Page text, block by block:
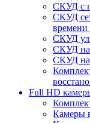
СКУД с
СКУД
времени
СКУД
СКУД на
СКУД на
Full HD
Камеры